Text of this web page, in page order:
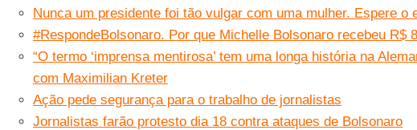
Nunca um presidente foi tão vulgar com uma mulher. Espere o
#RespondeBolsonaro. Por que Michelle Bolsonaro recebeu R$
“O termo ‘imprensa mentirosa’ tem uma longa história na
com Maximilian Kreter
Ação pede segurança para o trabalho de jornalistas
Jornalistas farão protesto dia 18 contra ataques de Bolsonaro